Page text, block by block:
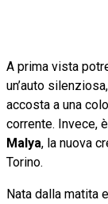
A prima vista
un’auto
accosta a una
corrente. Invece,
Malya, la nuova
Torino.
Nata dalla matita